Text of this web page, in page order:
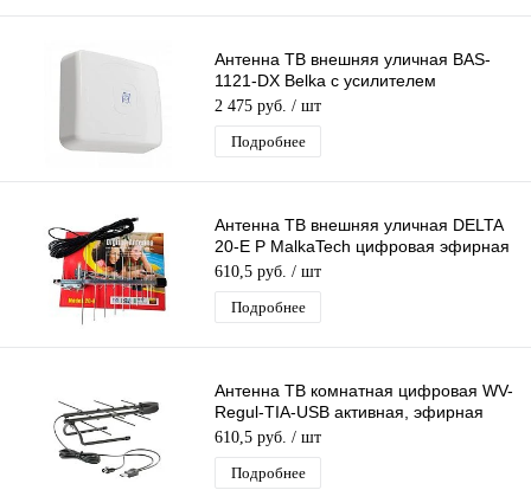
Антенна ТВ внешняя уличная BAS-
1121-DX Belka с усилителем
цифровая эфирная для DVB-T2 ТВ
наружная
2 475 руб. / шт
Подробнее
Антенна ТВ внешняя уличная DELTA
20-E P MalkaTech цифровая эфирная
для DVB-T2 ТВ наружная
610,5 руб. / шт
Подробнее
Антенна ТВ комнатная цифровая WV-
Regul-ТIA-USB активная, эфирная
для DVB-T2 телевидения
610,5 руб. / шт
Подробнее